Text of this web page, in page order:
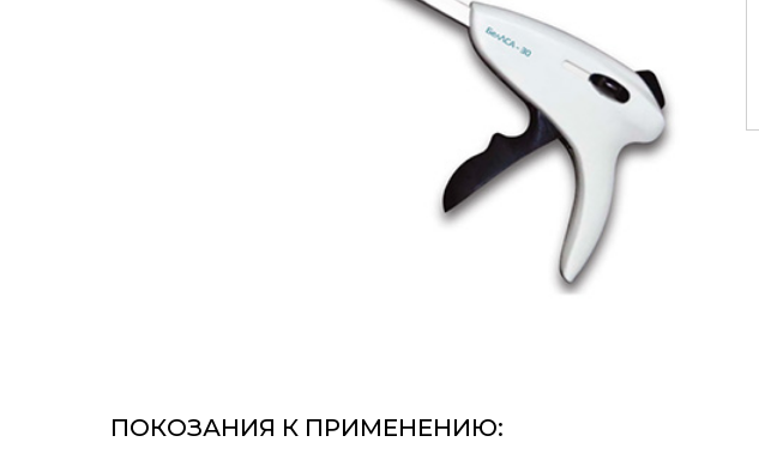
ПОКОЗАНИЯ К ПРИМЕНЕНИЮ: